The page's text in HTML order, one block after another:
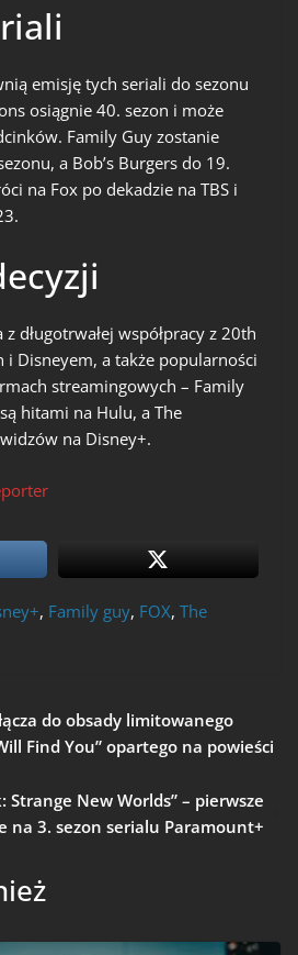
emisję tych seriali do sezonu
osiągnie 40. sezon i może
Family Guy zostanie
a Bob’s Burgers do 19.
na Fox po dekadzie na TBS i
długotrwałej współpracy z 20th
i Disneyem, a także popularności
streamingowych – Family
hitami na Hulu, a The
na Disney+.
, Family guy, FOX, The
do obsady limitowanego
Find You” opartego na powieści
Strange New Worlds” – pierwsze
na 3. sezon serialu Paramount+